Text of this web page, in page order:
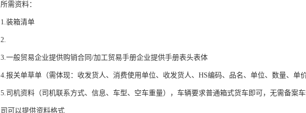
所需资料：
1.装箱清单
2.
3.一般贸易企业提供购销合同/加工贸易手册企业提供手册表头表体
4.报关单草单（需体现：收发货人、消费使用单位、收发货人、HS编码、品名、单位、数量、单
5.司机资料（司机联系方式、信息、车型、空车重量），车辆要求普通箱式
司可以提供资料格式